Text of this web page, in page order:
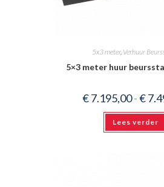
5x3 meter, Verhuur
5×3 meter huur
€7.195,00-€
Lees verder